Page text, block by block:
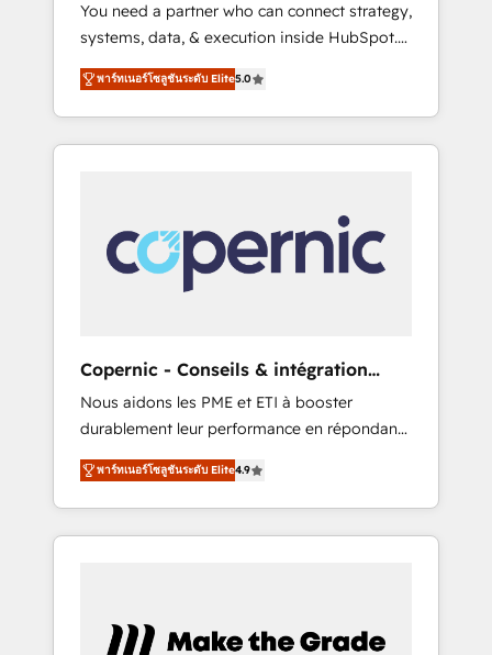
data integrity. ➤ Implementation: Configure
HubSpot to run your revenue process. Sales,
marketing, and service wired together. ➤ AI
and Integrations: Layer Breeze AI, custom
agents, and APIs to remove manual work. ➤
Ongoing Management: Monthly tune-ups,
portal? We are built for the work.
You need a partner who can connect strategy,
systems, data, & execution inside HubSpot.
We bridge the gap where most agencies fall
short by combining GTM strategy with
technical execution to solve the right
problem with the right solution. As the only
our clients gain a unique advantage in CRM
architecture, pipeline generation, data
intelligence, and go-to-market execution.
days ⚡ - Global: 75+ RPers across five
continents 🌐 - Scale: Largest organically
grown & fastest tiering Elite HubSpot Partner
🪴 - Sales Hub: More implementations than
any other Partner 💻 - Migrations: We convert
Salesforce addicts to HubSpot evangelists 🧡
Don't hire a marketing agency for an Ops
พาร์ทเนอร์โซลูชันระดับ Elite5.0
Copernic - Conseils & intégration
HubSpot
Nous aidons les PME et ETI à booster
durablement leur performance en répondant
aux vrais défis : • Intégration de HubSpot
avec d’autres outils (ERP, téléphonie, etc.) •
Alignement des équipes grâce à un outil et
des données partagées • Amélioration de la
Notre équipe de 30 consultants certifiés
พาร์ทเนอร์โซลูชันระดับ Elite4.9